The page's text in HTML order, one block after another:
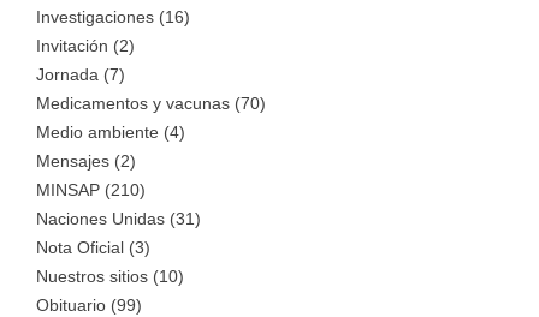
Investigaciones (16)
Invitación (2)
Jornada (7)
Medicamentos y vacunas (70)
Medio ambiente (4)
Mensajes (2)
MINSAP (210)
Naciones Unidas (31)
Nota Oficial (3)
Nuestros sitios (10)
Obituario (99)